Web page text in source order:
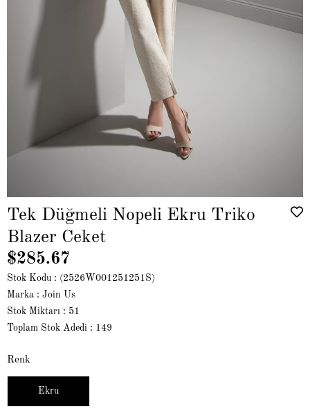
Tek Düğmeli Nopeli Ekru Triko
Blazer Ceket
$285.67
Stok Kodu
(2526W001251251S)
Marka : Join Us
Stok Miktarı : 51
Toplam Stok Adedi : 149
Renk
Ekru